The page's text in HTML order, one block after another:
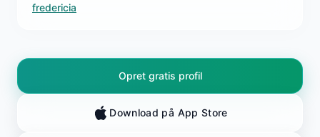
fredericia
Opret gratis profil
Download på App Store